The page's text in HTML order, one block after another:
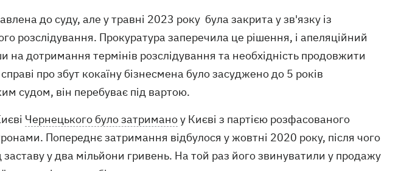
​​до суду, але у травні 2023 року була закрита у зв'язку із
розслідування. Прокуратура заперечила це рішення, і апеляційний
на дотримання термінів розслідування та необхідність продовжити
про збут кокаїну бізнесмена було засуджено до 5 років
судом, він перебуває під вартою.
Чернецького було затриманоу Києві з партією розфасованого
Попереднє затримання відбулося у жовтні 2020 року, після чого
заставу у два мільйони гривень. На той раз його звинуватили у продажу